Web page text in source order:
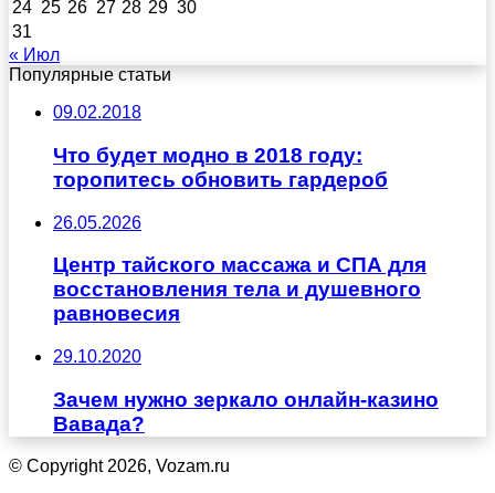
24 25 26 27 28 29 30
31
« Июл
Популярные статьи
09.02.2018
Что будет модно в 2018 году:
торопитесь обновить гардероб
26.05.2026
Центр тайского массажа и СПА для
восстановления тела и душевного
равновесия
29.10.2020
Зачем нужно зеркало онлайн-казино
Вавада?
© Copyright 2026, Vozam.ru